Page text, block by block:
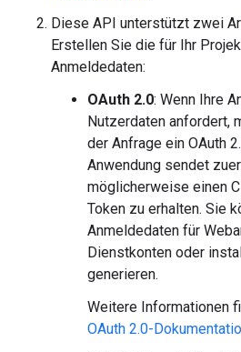
Diese API unterstützt zwei
Erstellen Sie die für Ihr
Anmeldedaten:
OAuth 2.0: Wenn Ihre
Nutzerdaten anfordert,
der Anfrage ein OAuth
Anwendung sendet
möglicherweise einen
Token zu erhalten. Sie
Anmeldedaten für
Dienstkonten oder
generieren.
Weitere Informationen
OAuth 2.0-